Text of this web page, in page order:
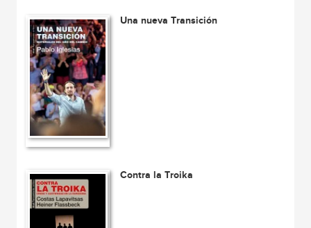
Una nueva Transición
Contra la Troika